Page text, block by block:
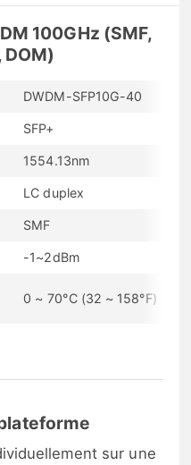
100GHz (SMF,
DOM)
DWDM-SFP10G-40
SFP+
1554.13nm
LC duplex
SMF
-1~2dBm
0 ~ 70°C (32 ~ 158°F)
sur une